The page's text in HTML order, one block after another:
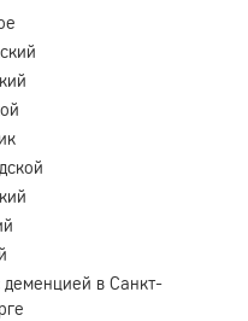
в Санкт-